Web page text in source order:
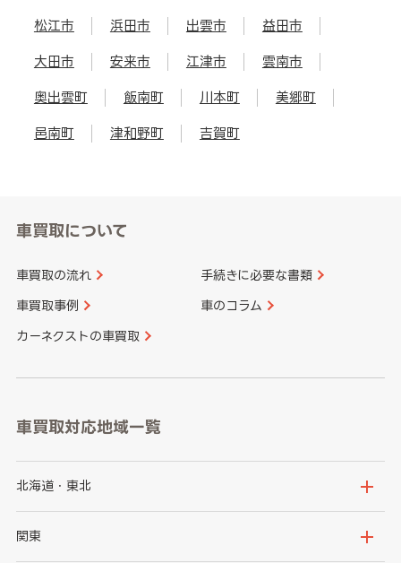
松江市 浜田市 出雲市 益田市
大田市 安来市 江津市 雲南市
奥出雲町 飯南町 川本町 美郷町
邑南町 津和野町 吉賀町
車買取について
車買取の流れ 手続きに必要な書類
車買取事例 車のコラム
カーネクストの車買取
車買取対応地域一覧
北海道・東北
北海道
関東